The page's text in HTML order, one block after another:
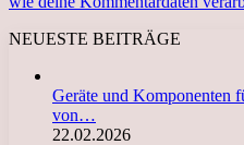
NEUESTE BEITRÄGE
Geräte und Komponenten
von…
22.02.2026